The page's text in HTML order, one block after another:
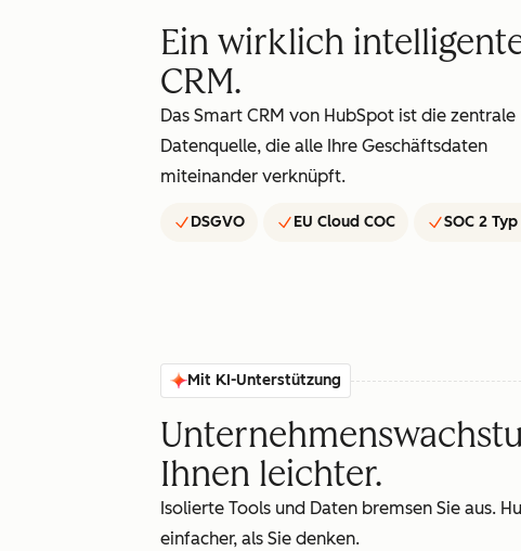
Ein wirklich
CRM.
Das Smart CRM von HubSpot ist die zentrale
Datenquelle, die alle Ihre Geschäftsdaten
miteinander verknüpft.
DSGVO EU Cloud COC SOC 2
Mit KI-Unterstützung
Ihnen leichter.
Isolierte Tools und Daten bremsen Sie aus.
einfacher, als Sie denken.